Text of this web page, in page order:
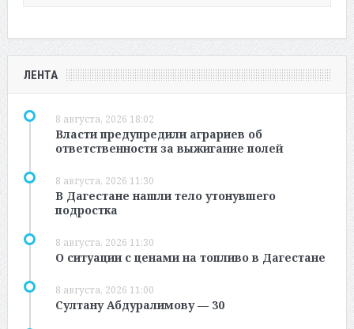
ЛЕНТА
8 августа, 2026 18:02
Власти предупредили аграриев об
ответственности за выжигание полей
8 августа, 2026 11:30
В Дагестане нашли тело утонувшего
подростка
8 августа, 2026 11:30
О ситуации с ценами на топливо в Дагестане
8 августа, 2026 11:00
Султану Абдуралимову — 30